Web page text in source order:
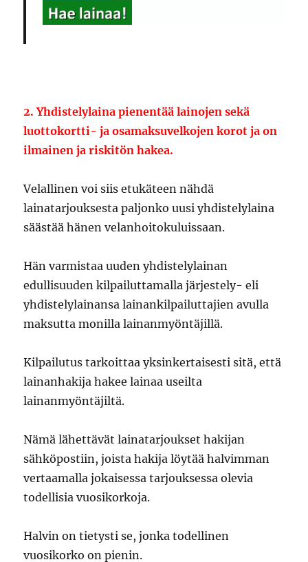
2. Yhdistelylaina pienentää lainojen sekä
luottokortti- ja osamaksuvelkojen korot ja on
ilmainen ja riskitön hakea.
Velallinen voi siis etukäteen nähdä
lainatarjouksesta paljonko uusi yhdistelylaina
säästää hänen velanhoitokuluissaan.
Hän varmistaa uuden yhdistelylainan
edullisuuden kilpailuttamalla järjestely- eli
yhdistelylainansa lainankilpailuttajien avulla
maksutta monilla lainanmyöntäjillä.
Kilpailutus tarkoittaa yksinkertaisesti sitä, että
lainanhakija hakee lainaa useilta
lainanmyöntäjiltä.
Nämä lähettävät lainatarjoukset hakijan
sähköpostiin, joista hakija löytää halvimman
vertaamalla jokaisessa tarjouksessa olevia
todellisia vuosikorkoja.
Halvin on tietysti se, jonka todellinen
vuosikorko on pienin.